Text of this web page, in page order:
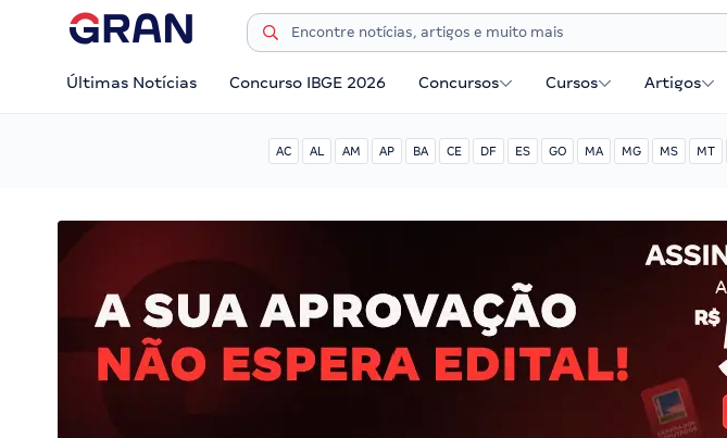
Últimas Notícias Concurso IBGE 2026 Concursos Cursos Artigos
AC AL AM AP BA CE DF ES GO MA MG MS MT